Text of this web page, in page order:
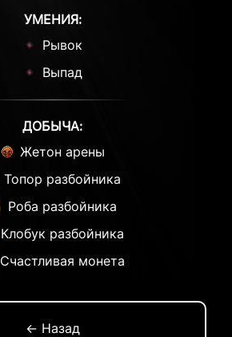
УМЕНИЯ:
Рывок
Выпад
ДОБЫЧА:
Жетон арены
Топор разбойника
Роба разбойника
Клобук разбойника
Счастливая монета
← Назад